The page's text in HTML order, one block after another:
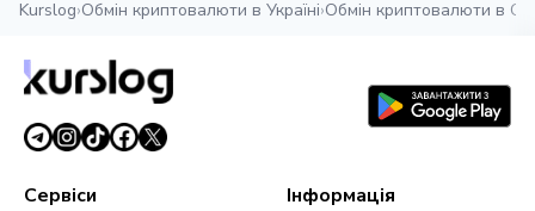
Kurslog›Обмін криптовалюти в Україні›Обмін криптовалюти в
Сервіси Інформація